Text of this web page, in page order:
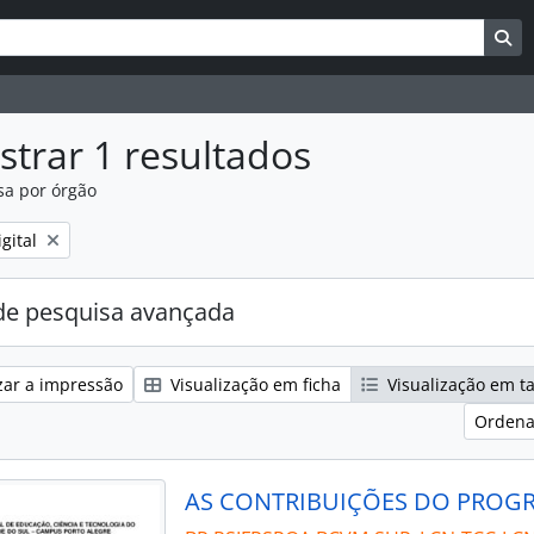
1 resultados
por órgão
pesquisa avançada
a impressão Visualização em ficha
Visualização em